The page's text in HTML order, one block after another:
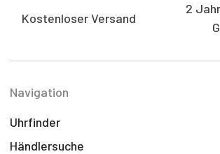
Kostenloser Versand
2
Navigation
Uhrfinder
Händlersuche